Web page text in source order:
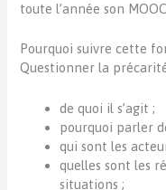
toute l’année son
Pourquoi suivre cette
Questionner la
de quoi il s’agit ;
pourquoi parler
qui sont les
quelles sont les
situations ;